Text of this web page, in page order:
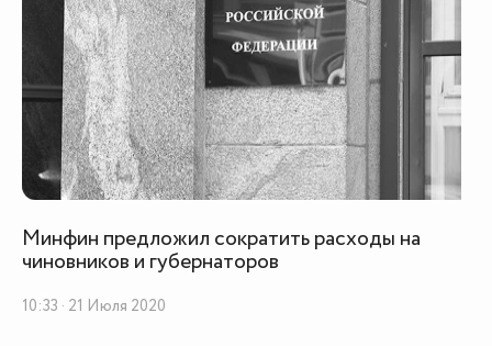
Минфин предложил сократить расходы на
чиновников и губернаторов
10:33 · 21 Июля 2020